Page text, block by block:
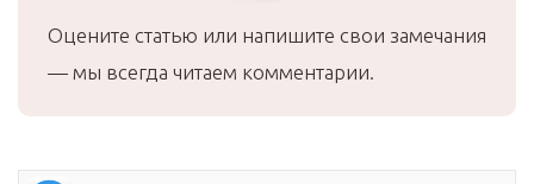
Оцените статью или напишите свои замечания
— мы всегда читаем комментарии.